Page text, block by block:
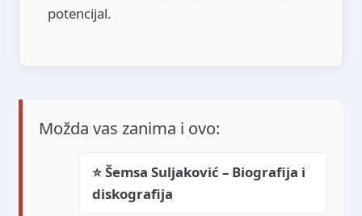
potencijal.
Možda vas zanima i ovo:
⭐ Šemsa Suljaković – Biografija i
diskografija